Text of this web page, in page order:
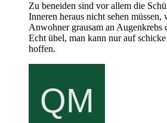
Zu beneiden sind vor allem die
Inneren heraus nicht sehen müssen,
Anwohner grausam an Augenkrebs
Echt übel, man kann nur auf
hoffen.